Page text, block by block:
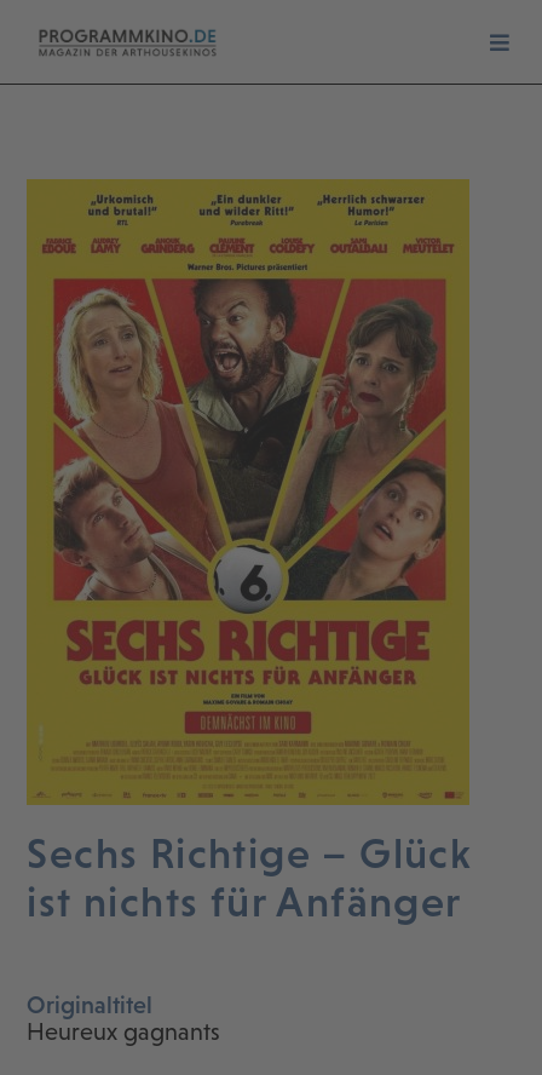
Sechs Richtige – Glück
ist nichts für Anfänger
Originaltitel
Heureux gagnants